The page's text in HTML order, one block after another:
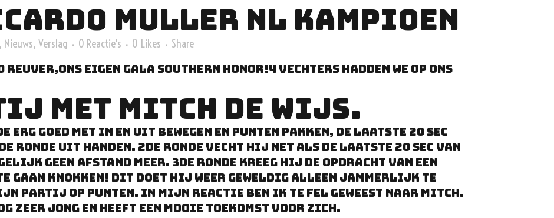
MULLER NL KAMPIOEN
, Nieuws, Verslag 0 Reactie's 0 Likes Share
Reuver,Ons eigen gala Southern Honor!4 vechters hadden we op ons
MET MITCH DE WIJS.
erg goed met in en uit bewegen en punten pakken, de laatste 20 sec
ronde uit handen. 2de ronde vecht hij net als de laatste 20 sec van
geen afstand meer. 3de ronde kreeg hij de opdracht van een
te gaan knokken! dit doet hij weer geweldig alleen jammerlijk te
partij op punten. in mijn reactie ben ik te fel geweest naar Mitch.
zeer jong en heeft een mooie toekomst voor zich.